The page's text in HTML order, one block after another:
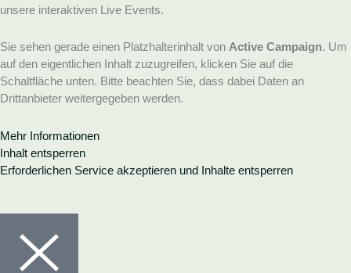
unsere interaktiven Live Events.
Sie sehen gerade einen Platzhalterinhalt von Active Campaign. Um
auf den eigentlichen Inhalt zuzugreifen, klicken Sie auf die
Schaltfläche unten. Bitte beachten Sie, dass dabei Daten an
Drittanbieter weitergegeben werden.
Mehr Informationen
Inhalt entsperren
Erforderlichen Service akzeptieren und Inhalte entsperren